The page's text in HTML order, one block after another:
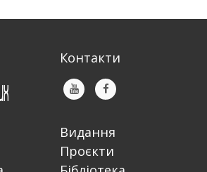
Контакти
Видання
Проєкти